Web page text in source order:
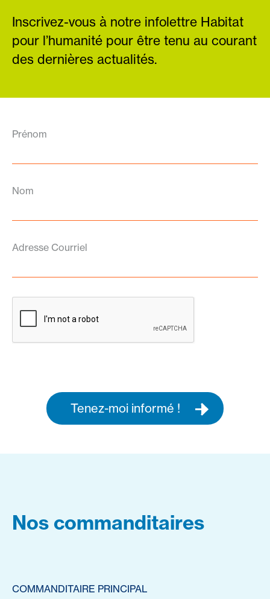
Inscrivez-vous à notre infolettre Habitat
pour l’humanité pour être tenu au courant
des dernières actualités.
Prénom
Nom
Adresse Courriel
Tenez-moi informé !
Nos commanditaires
COMMANDITAIRE PRINCIPAL